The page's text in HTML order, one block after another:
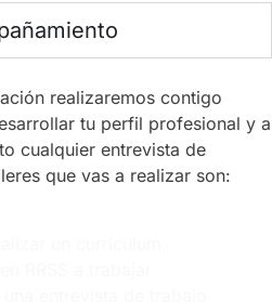
realizaremos contigo
tu perfil profesional y a
cualquier entrevista de
que vas a realizar son: